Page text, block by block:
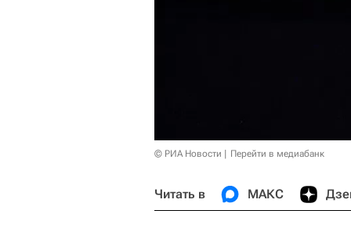
© РИА Новости Перейти в медиабанк
Читать в МАКС